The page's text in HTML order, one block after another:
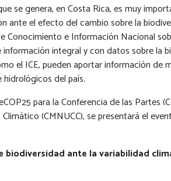
se genera, en Costa Rica, es muy
ante el efecto del cambio sobre la
Conocimiento e Información Nacional
integral y con datos sobre la
el ICE, pueden aportar información de
del país.
para la Conferencia de las Partes
(CMNUCC), se presentará el
biodiversidad ante la variabilidad